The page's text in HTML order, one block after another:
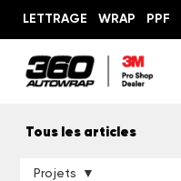
LETTRAGE WRAP PPF
Tous les articles
Projets